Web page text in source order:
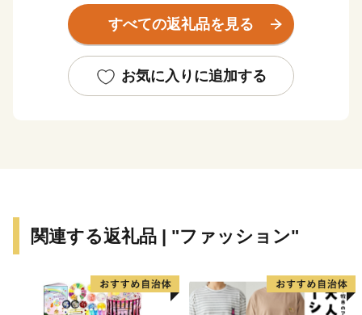
四季折々の景色を楽しむことができる魅力あふれるまち
として、にぎわいを見せています。
建設中の三郷流山橋が令和５年度に開通予定であるとと
もに、常磐自動車道三郷料金所スマートインターチェン
掲げ、「全国家読ゆうびんコンクール」、「秋の読書ま
これまで続いてきた三郷市の発展をさらに飛躍させ、
「きらりとひかる田園都市みさと～人にも企業にも選ば
すべての返礼品を見る
お気に入りに追加する
関連する返礼品 | "ファッション"